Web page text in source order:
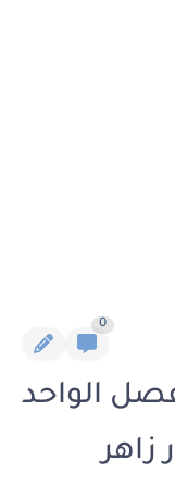
0
الواحد